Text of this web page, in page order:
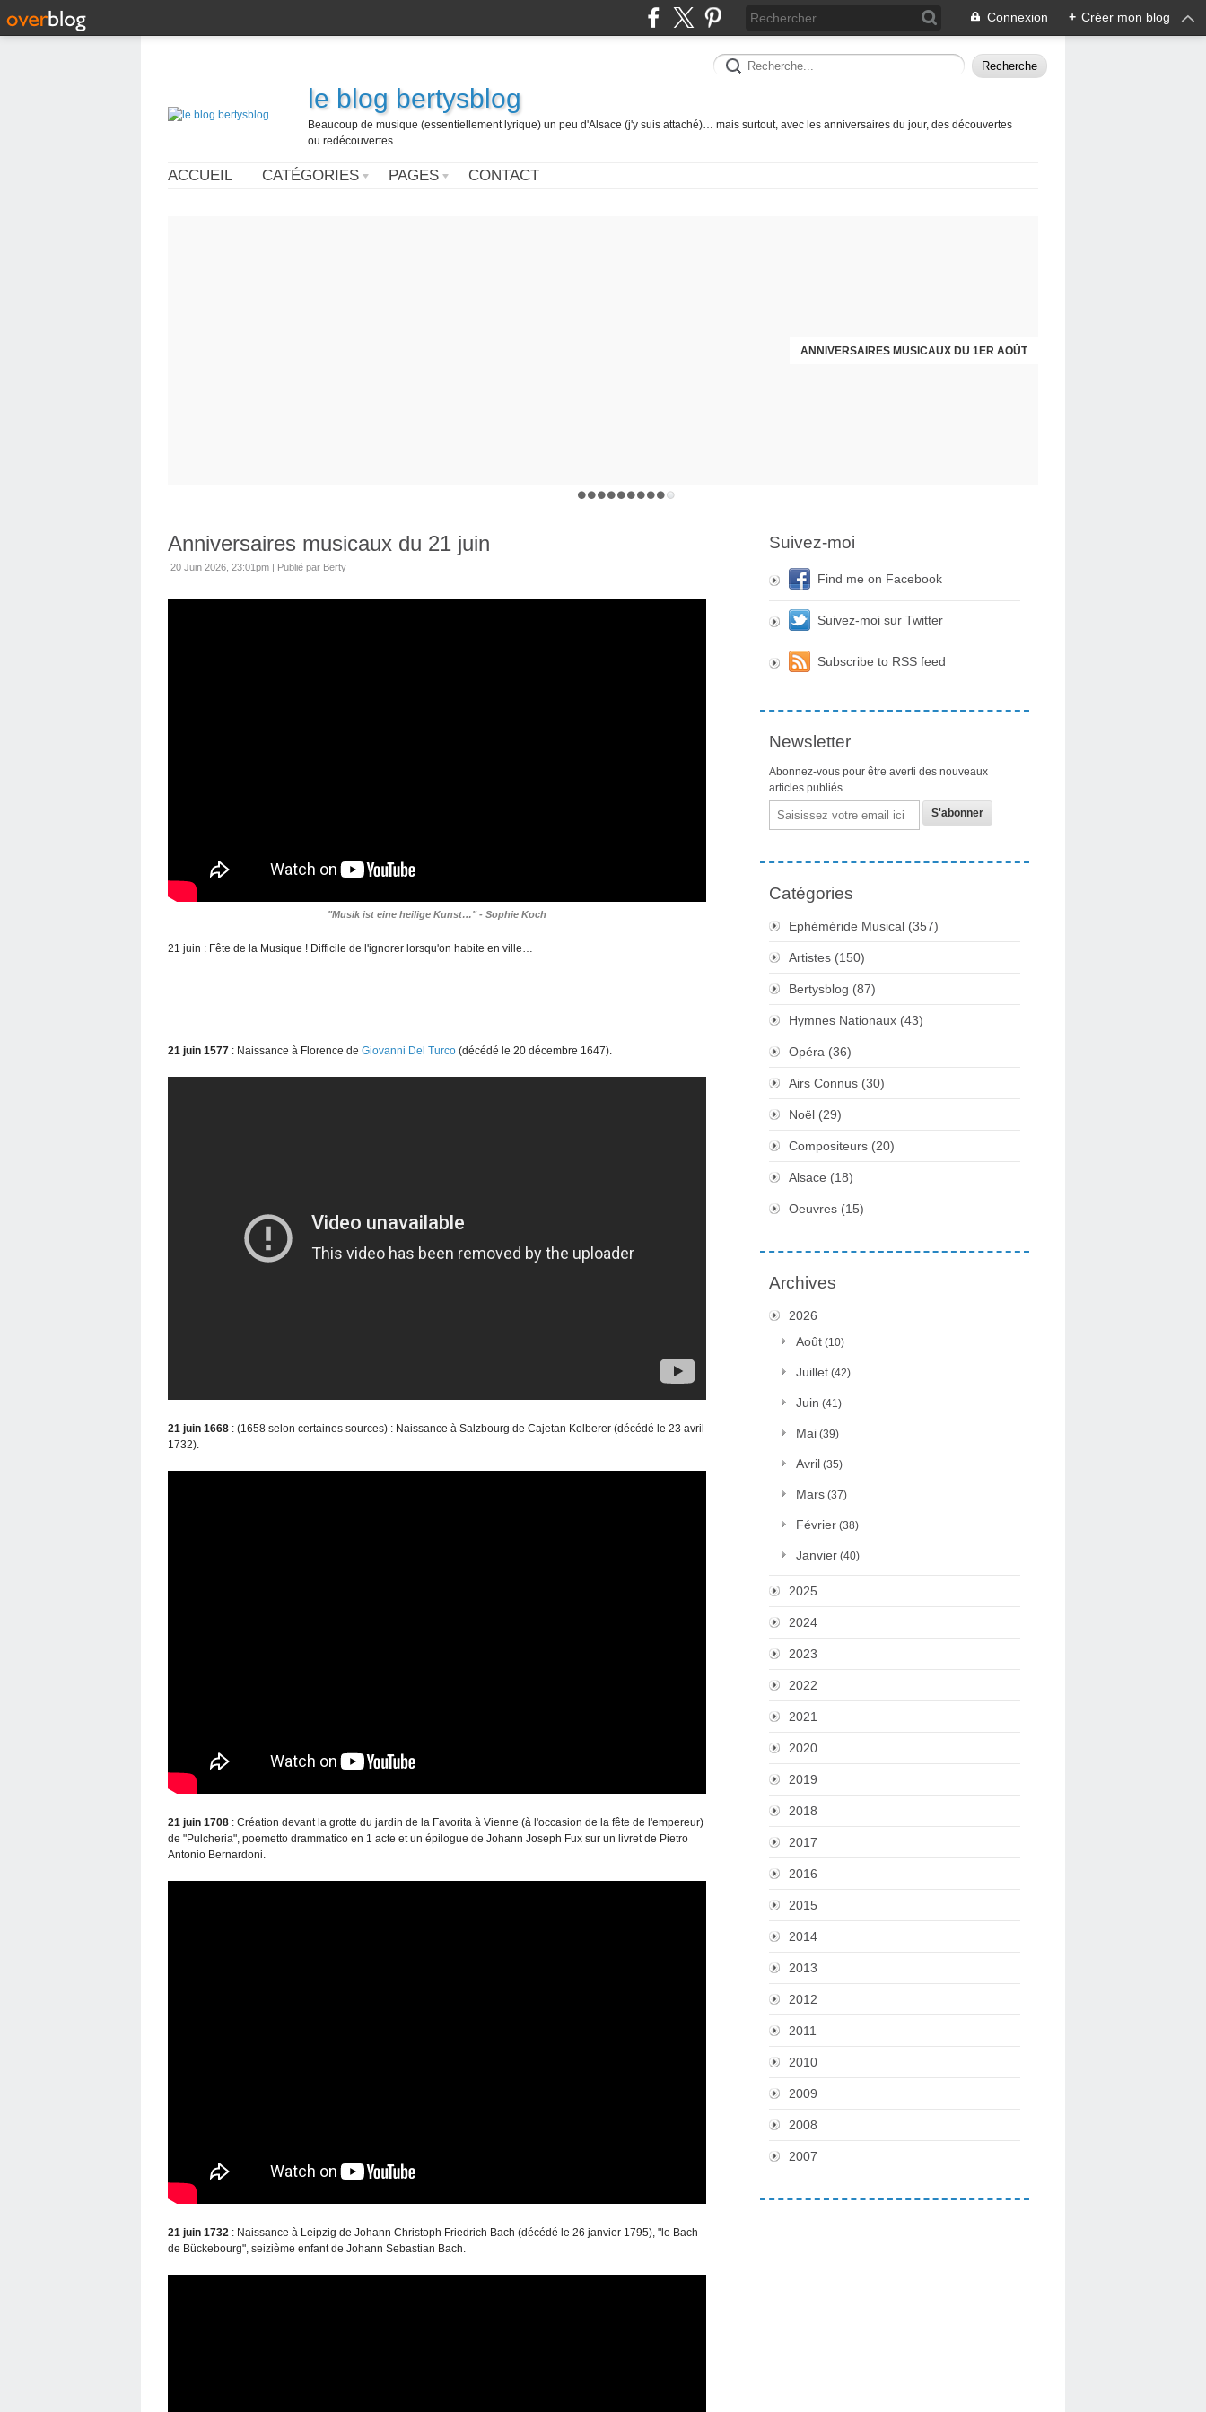
Connexion + Créer mon blog
le blog bertysblog
Beaucoup de musique (essentiellement lyrique) un peu d'Alsace (j'y suis attaché)… mais surtout, avec les anniversaires du jour, des découvertes
ou redécouvertes.
ACCUEIL CATÉGORIES PAGES CONTACT
ANNIVERSAIRES MUSICAUX DU 1ER AOÛT
Anniversaires musicaux du 21 juin
20 Juin 2026, 23:01pm | Publié par Berty
"Musik ist eine heilige Kunst…" - Sophie Koch
21 juin : Fête de la Musique ! Difficile de l'ignorer lorsqu'on habite en ville…
----------------------------------------------------------------------------------------------------------------------------------------
21 juin 1577 : Naissance à Florence de Giovanni Del Turco (décédé le 20 décembre 1647).
21 juin 1668 : (1658 selon certaines sources) : Naissance à Salzbourg de Cajetan Kolberer (décédé le 23 avril
1732).
21 juin 1708 : Création devant la grotte du jardin de la Favorita à Vienne (à l'occasion de la fête de l'empereur)
de "Pulcheria", poemetto drammatico en 1 acte et un épilogue de Johann Joseph Fux sur un livret de Pietro
Antonio Bernardoni.
21 juin 1732 : Naissance à Leipzig de Johann Christoph Friedrich Bach (décédé le 26 janvier 1795), "le Bach
de Bückebourg", seizième enfant de Johann Sebastian Bach.
Suivez-moi
Find me on Facebook
Suivez-moi sur Twitter
Subscribe to RSS feed
Newsletter
Abonnez-vous pour être averti des nouveaux
articles publiés.
Email
Catégories
Ephéméride Musical (357)
Artistes (150)
Bertysblog (87)
Hymnes Nationaux (43)
Opéra (36)
Airs Connus (30)
Noël (29)
Compositeurs (20)
Alsace (18)
Oeuvres (15)
Archives
2026
Août (10)
Juillet (42)
Juin (41)
Mai (39)
Avril (35)
Mars (37)
Février (38)
Janvier (40)
2025
2024
2023
2022
2021
2020
2019
2018
2017
2016
2015
2014
2013
2012
2011
2010
2009
2008
2007